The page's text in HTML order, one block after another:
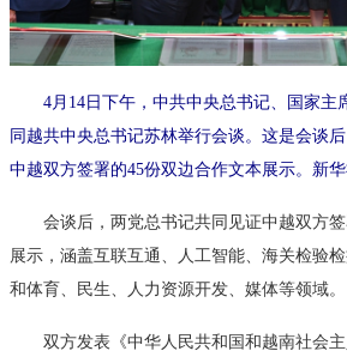
4月14日下午，中共中央总书记、国家主
同越共中央总书记苏林举行会谈。这是会谈
中越双方签署的45份双边合作文本展示。新
会谈后，两党总书记共同见证中越双方签
展示，涵盖互联互通、人工智能、海关检验
和体育、民生、人力资源开发、媒体等领域。
双方发表《中华人民共和国和越南社会主